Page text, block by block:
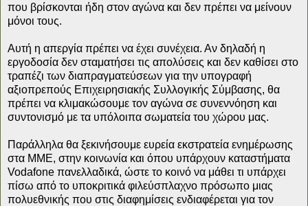
που βρίσκονται ήδη στον αγώνα και δεν πρέπει να μείνουν
μόνοι τους.
Αυτή η απεργία πρέπει να έχει συνέχεια. Αν δηλαδή η
εργοδοσία δεν σταματήσει τις απολύσεις και δεν καθίσει στο
τραπέζι των διαπραγματεύσεων για την υπογραφή
αξιοπρεπούς Επιχειρησιακής Συλλογικής Σύμβασης, θα
πρέπει να κλιμακώσουμε τον αγώνα σε συνεννόηση και
συντονισμό με τα υπόλοιπα σωματεία του χώρου μας.
Παράλληλα θα ξεκινήσουμε ευρεία εκστρατεία ενημέρωσης
στα ΜΜΕ, στην κοινωνία και όπου υπάρχουν καταστήματα
Vodafone πανελλαδικά, ώστε το κοινό να μάθει τι υπάρχει
πίσω από το υποκριτικά φιλεύσπλαχνο πρόσωπο μιας
πολυεθνικής που στις διαφημίσεις ενδιαφέρεται για τον